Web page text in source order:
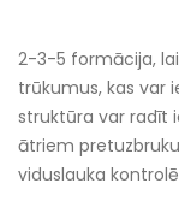
2-3-5 formācija,
trūkumus, kas var
struktūra var radīt
ātriem
viduslauka